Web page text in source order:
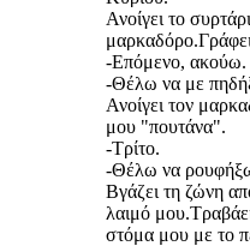
Ανοίγει το
-Επόμενο, ακούω.
-Θέλω να με
Ανοίγει τον
μου "πουτάνα".
-Τρίτο.
-Θέλω να
Βγάζει τη ζώνη
λαιμό
στόμα μου με το